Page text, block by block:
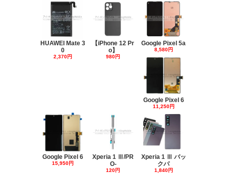
HUAWEI Mate 3
0
2,370円
【iPhone 12 Pr
o】
980円
Google Pixel 5a
8,580円
Google Pixel 6
11,250円
Google Pixel 6
15,950円
Xperia 1 Ⅲ/PR
O-
120円
Xperia 1 Ⅲ バッ
クパ
1,840円